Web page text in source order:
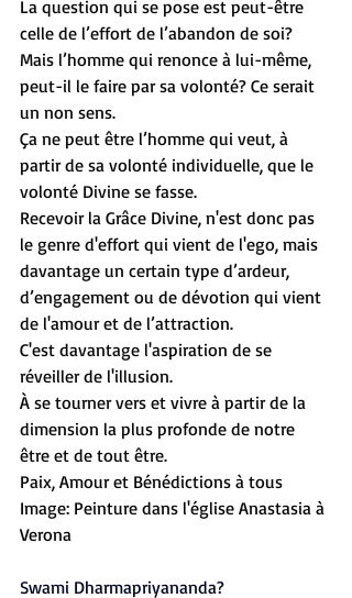
La question qui se pose est peut-être
celle de l’effort de l’abandon de soi?
Mais l’homme qui renonce à lui-même,
peut-il le faire par sa volonté? Ce serait
un non sens.
Ça ne peut être l’homme qui veut, à
partir de sa volonté individuelle, que le
volonté Divine se fasse.
Recevoir la Grâce Divine, n'est donc pas
le genre d'effort qui vient de l'ego, mais
davantage un certain type d’ardeur,
d’engagement ou de dévotion qui vient
de l'amour et de l’attraction.
C'est davantage l'aspiration de se
réveiller de l'illusion.
À se tourner vers et vivre à partir de la
dimension la plus profonde de notre
être et de tout être.
Paix, Amour et Bénédictions à tous
Image: Peinture dans l'église Anastasia à
Verona
Swami Dharmapriyananda?